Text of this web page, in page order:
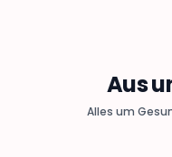
Aus
Alles um